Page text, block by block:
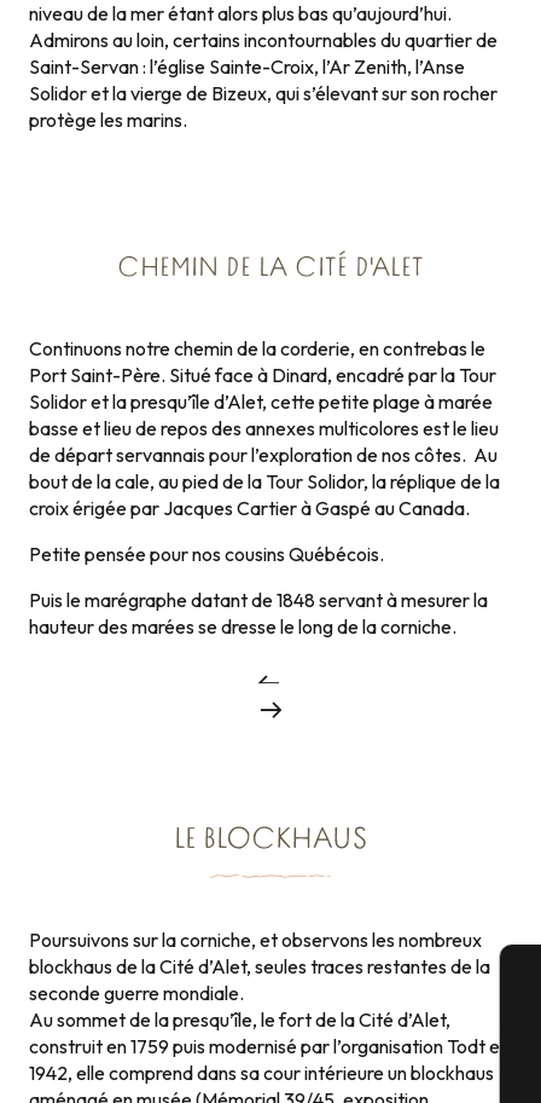
niveau de la mer étant alors plus bas qu’aujourd’hui.
Admirons au loin, certains incontournables du quartier de
Saint-Servan : l’église Sainte-Croix, l’Ar Zenith, l’Anse
Solidor et la vierge de Bizeux, qui s’élevant sur son rocher
protège les marins.
CHEMIN DE LA CITÉ D'ALET
Continuons notre chemin de la corderie, en contrebas le
Port Saint-Père. Situé face à Dinard, encadré par la Tour
Solidor et la presqu’île d’Alet, cette petite plage à marée
basse et lieu de repos des annexes multicolores est le lieu
de départ servannais pour l’exploration de nos côtes. Au
bout de la cale, au pied de la Tour Solidor, la réplique de la
croix érigée par Jacques Cartier à Gaspé au Canada.
Petite pensée pour nos cousins Québécois.
Puis le marégraphe datant de 1848 servant à mesurer la
hauteur des marées se dresse le long de la corniche.
LE BLOCKHAUS
Poursuivons sur la corniche, et observons les nombreux
blockhaus de la Cité d’Alet, seules traces restantes de la
seconde guerre mondiale.
Au sommet de la presqu’île, le fort de la Cité d’Alet,
construit en 1759 puis modernisé par l’organisation Todt en
1942, elle comprend dans sa cour intérieure un blockhaus